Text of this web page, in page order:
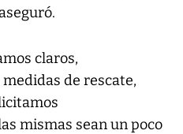
claros,
de rescate,
mismas sean un poco